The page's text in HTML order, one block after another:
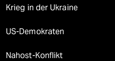
Krieg in der Ukraine
US-Demokraten
Nahost-Konflikt